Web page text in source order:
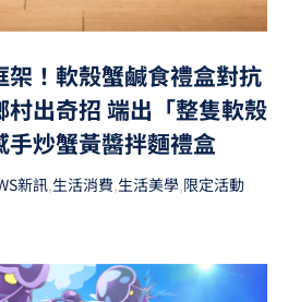
架！軟殼蟹鹹食禮盒對抗
村出奇招 端出「整隻軟殼
手炒蟹黃醬拌麵禮盒
新訊,生活消費,生活美學,限定活動